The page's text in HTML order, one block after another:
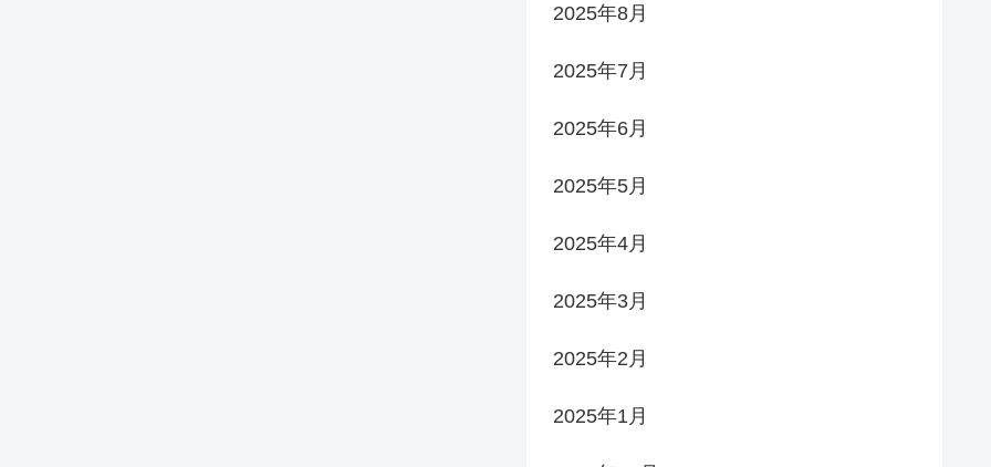
2025年8月
2025年7月
2025年6月
2025年5月
2025年4月
2025年3月
2025年2月
2025年1月